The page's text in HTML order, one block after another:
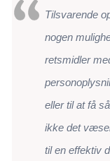
Tilsvarende
nogen
retsmidler
eller til at få
ikke det
til en effektiv